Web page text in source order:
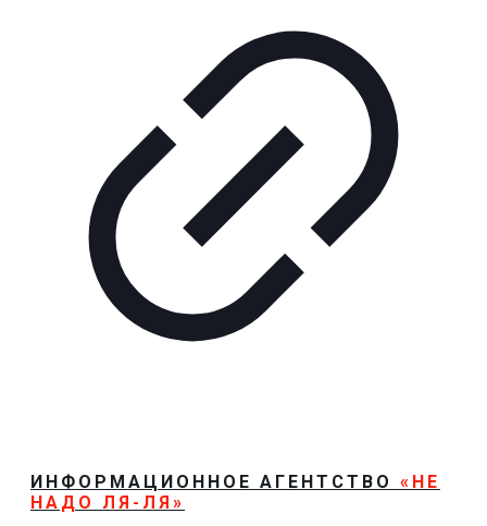
ИНФОРМАЦИОННОЕ АГЕНТСТВО «НЕ
НАДО ЛЯ-ЛЯ»